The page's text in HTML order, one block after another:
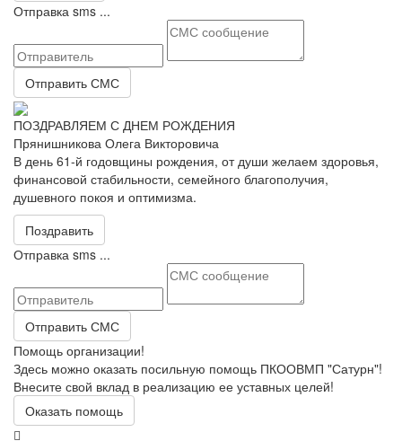
Отправка sms ...
Отправить СМС
ПОЗДРАВЛЯЕМ С ДНЕМ РОЖДЕНИЯ
Прянишникова Олега Викторовича
В день 61-й годовщины рождения, от души желаем здоровья,
финансовой стабильности, семейного благополучия,
душевного покоя и оптимизма.
Поздравить
Отправка sms ...
Отправить СМС
Помощь организации!
Здесь можно оказать посильную помощь ПКООВМП "Сатурн"!
Внесите свой вклад в реализацию ее уставных целей!
Оказать помощь